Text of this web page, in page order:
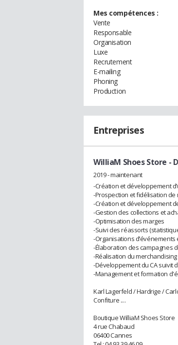
Mes compétences :
Vente
Responsable
Organisation
Luxe
Recrutement
E-mailing
Phoning
Production
Entreprises
WilliaM Shoes Store -
2019 - maintenant
-Création et développement
-Prospection et fidélisation de
-Création et développement
-Gestion des collections et
-Optimisation des marges
-Suivi des réassorts
-Organisations
-Élaboration des campagnes
-Réalisation du
-Développement du CA suivit
-Management et formation
Karl Lagerfeld / Hardrige /
Confiture ....
Boutique WilliaM Shoes Store
4 rue Chabaud
06400 Cannes